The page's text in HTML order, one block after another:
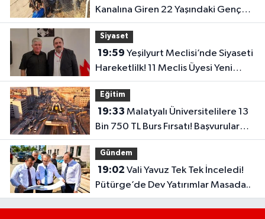
Kanalına Giren 22 Yaşındaki Genç
Hayatını Kaybetti!
Siyaset
19:59
Hareketlilk! 11 Meclis Üyesi Yeni
Parti’ye Katıldı..
Eğitim
19:33
Bin 750 TL Burs Fırsatı! Başvurular
Başlıyor...
Gündem
19:02
Pütürge’de Dev Yatırımlar Masada..